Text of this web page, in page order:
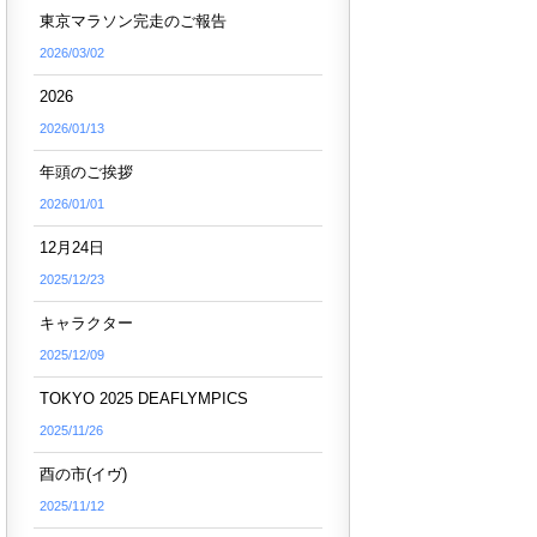
東京マラソン完走のご報告
2026/03/02
2026
2026/01/13
年頭のご挨拶
2026/01/01
12月24日
2025/12/23
キャラクター
2025/12/09
TOKYO 2025 DEAFLYMPICS
2025/11/26
酉の市(イヴ)
2025/11/12